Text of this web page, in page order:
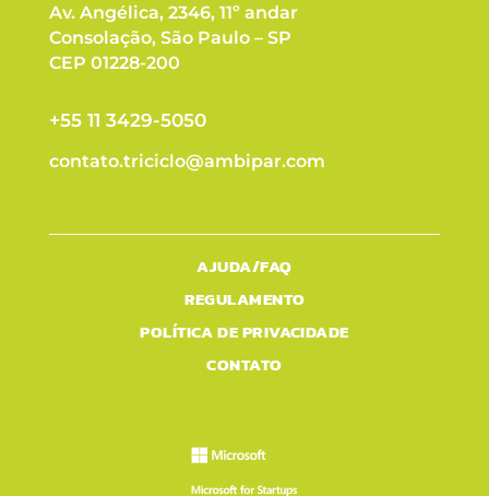
Av. Angélica, 2346, 11º andar
Consolação, São Paulo – SP
CEP 01228-200
+55 11 3429-5050
contato.triciclo@ambipar.com
AJUDA/FAQ
REGULAMENTO
POLÍTICA DE PRIVACIDADE
CONTATO